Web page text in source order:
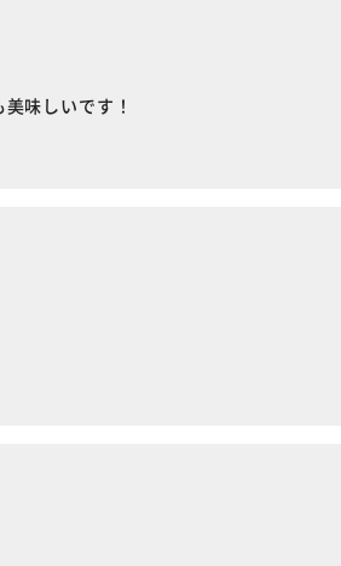
味しいです！